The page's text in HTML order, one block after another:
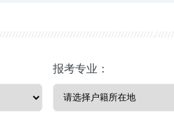
报考专业：